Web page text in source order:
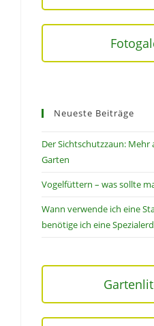
Neueste Beiträge
Der Sichtschutzzaun: Mehr
Garten
Vogelfüttern – was sollte
Wann verwende ich eine
benötige ich eine